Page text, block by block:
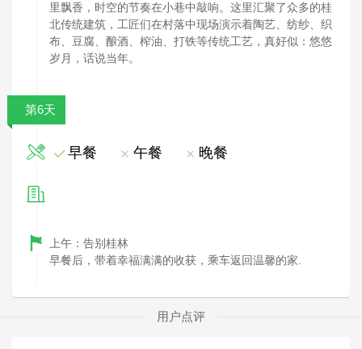
里飘香，时空的节奏在小巷中敲响。这里汇聚了众多的桂
北传统建筑，工匠们在村落中现场演示着陶艺、纺纱、织
布、豆腐、酿酒、榨油、打铁等传统工艺，真好似：悠悠
岁月，话说当年。
第6天
早餐 午餐 晚餐
上午：告别桂林
早餐后，带着幸福满满的收获，乘车返回温馨的家.
用户点评